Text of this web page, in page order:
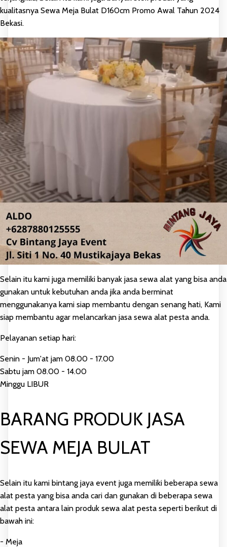
kualitasnya Sewa Meja Bulat D160cm Promo Awal Tahun 2024
Bekasi.
Selain itu kami juga memiliki banyak jasa sewa alat yang bisa anda
gunakan untuk kebutuhan anda jika anda berminat
menggunakanya kami siap membantu dengan senang hati, Kami
siap membantu agar melancarkan jasa sewa alat pesta anda.
Pelayanan setiap hari:
Senin - Jum'at jam 08.00 - 17.00
Sabtu jam 08.00 - 14.00
Minggu LIBUR
BARANG PRODUK JASA
SEWA MEJA BULAT
Selain itu kami bintang jaya event juga memiliki beberapa sewa
alat pesta yang bisa anda cari dan gunakan di beberapa sewa
alat pesta antara lain produk sewa alat pesta seperti berikut di
bawah ini:
- Meja